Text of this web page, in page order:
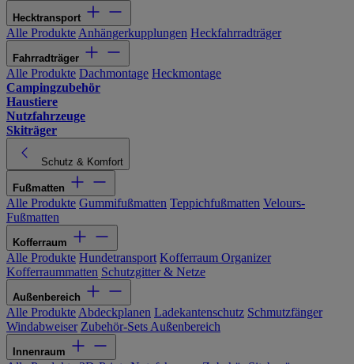
Hecktransport
Alle Produkte Anhängerkupplungen Heckfahrradträger
Fahrradträger
Alle Produkte Dachmontage Heckmontage
Campingzubehör
Haustiere
Nutzfahrzeuge
Skiträger
Schutz & Komfort
Fußmatten
Alle Produkte Gummifußmatten Teppichfußmatten Velours-
Fußmatten
Kofferraum
Alle Produkte Hundetransport Kofferraum Organizer
Kofferraummatten Schutzgitter & Netze
Außenbereich
Alle Produkte Abdeckplanen Ladekantenschutz Schmutzfänger
Windabweiser Zubehör-Sets Außenbereich
Innenraum